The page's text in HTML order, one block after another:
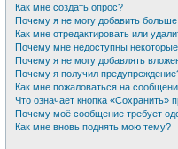
Как мне создать опрос?
Почему я не могу добавить больше
Как мне отредактировать или
Почему мне недоступны
Почему я не могу добавлять
Почему я получил
Как мне пожаловаться на
Что означает кнопка «Сохранить»
Почему моё сообщение требует
Как мне вновь поднять мою тему?